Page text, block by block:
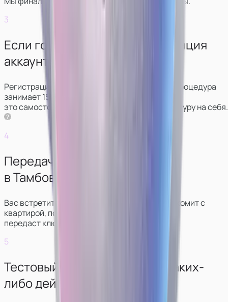
3
Если готовы начать — регистрация
аккаунтов.
Регистрация аккаунтов проходит удаленно: процедура
занимает 15‑20 минут. Можно сделать
это самостоятельно, либо мы возьмём процедуру на себя.
4
Передача ключей от студии
в Тамбове.
Вас встретит администратор, который познакомит с
квартирой, покажет, что и где лежит,
передаст ключи.
5
Тестовый рабочий день без каких-
либо действий.